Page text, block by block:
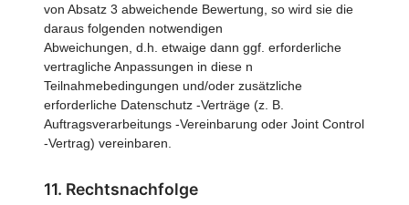
von Absatz 3 abweichende Bewertung, so wird sie die
daraus folgenden notwendigen
Abweichungen, d.h. etwaige dann ggf. erforderliche
vertragliche Anpassungen in diese n
Teilnahmebedingungen und/oder zusätzliche
erforderliche Datenschutz -Verträge (z. B.
Auftragsverarbeitungs -Vereinbarung oder Joint Control
-Vertrag) vereinbaren.
11. Rechtsnachfolge